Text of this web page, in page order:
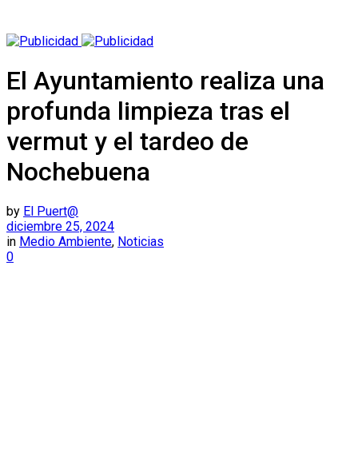
El Ayuntamiento realiza una
profunda limpieza tras el
vermut y el tardeo de
Nochebuena
by El Puert@
diciembre 25, 2024
in Medio Ambiente, Noticias
0